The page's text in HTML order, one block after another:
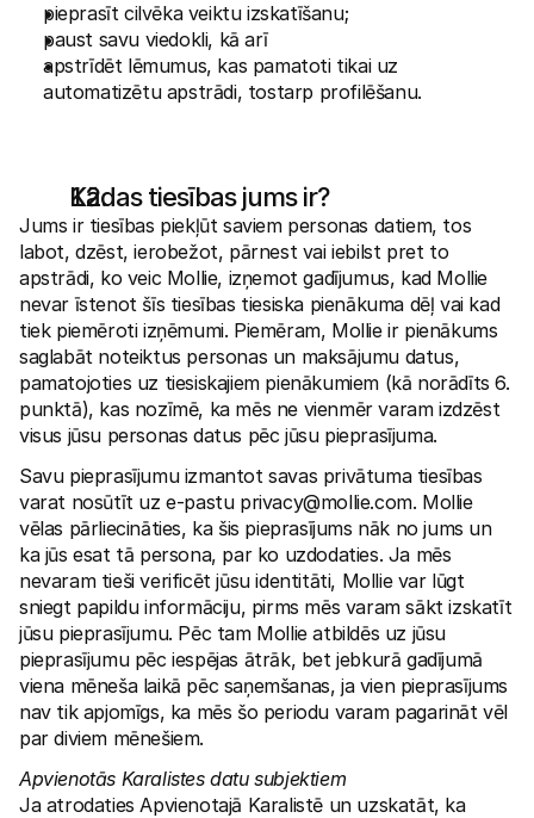
pieprasīt cilvēka veiktu izskatīšanu;
paust savu viedokli, kā arī
apstrīdēt lēmumus, kas pamatoti tikai uz
automatizētu apstrādi, tostarp profilēšanu.
Kādas tiesības jums ir?
Jums ir tiesības piekļūt saviem personas datiem, tos
labot, dzēst, ierobežot, pārnest vai iebilst pret to
apstrādi, ko veic Mollie, izņemot gadījumus, kad Mollie
nevar īstenot šīs tiesības tiesiska pienākuma dēļ vai kad
tiek piemēroti izņēmumi. Piemēram, Mollie ir pienākums
saglabāt noteiktus personas un maksājumu datus,
pamatojoties uz tiesiskajiem pienākumiem (kā norādīts 6.
punktā), kas nozīmē, ka mēs ne vienmēr varam izdzēst
visus jūsu personas datus pēc jūsu pieprasījuma.
Savu pieprasījumu izmantot savas privātuma tiesības
varat nosūtīt uz e-pastu privacy@mollie.com. Mollie
vēlas pārliecināties, ka šis pieprasījums nāk no jums un
ka jūs esat tā persona, par ko uzdodaties. Ja mēs
nevaram tieši verificēt jūsu identitāti, Mollie var lūgt
sniegt papildu informāciju, pirms mēs varam sākt izskatīt
jūsu pieprasījumu. Pēc tam Mollie atbildēs uz jūsu
pieprasījumu pēc iespējas ātrāk, bet jebkurā gadījumā
viena mēneša laikā pēc saņemšanas, ja vien pieprasījums
nav tik apjomīgs, ka mēs šo periodu varam pagarināt vēl
par diviem mēnešiem.
Apvienotās Karalistes datu subjektiem
Ja atrodaties Apvienotajā Karalistē un uzskatāt, ka